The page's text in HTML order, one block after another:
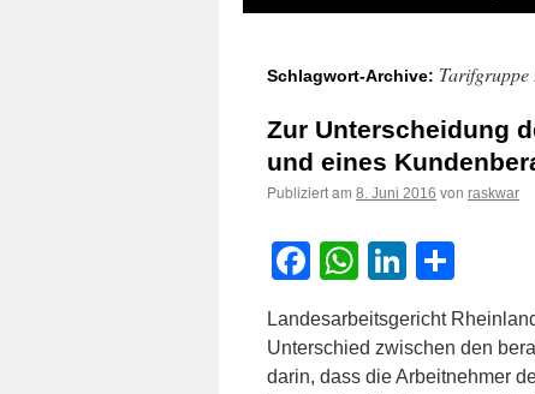
springen
Schlagwort-Archive:
Zur Unterscheidung
und eines
Publiziert am 8. Juni 2016 von raskwar
Facebook
WhatsApp
LinkedIn
Landesarbeitsgericht
Unterschied zwischen den
darin, dass die Arbeitnehmer